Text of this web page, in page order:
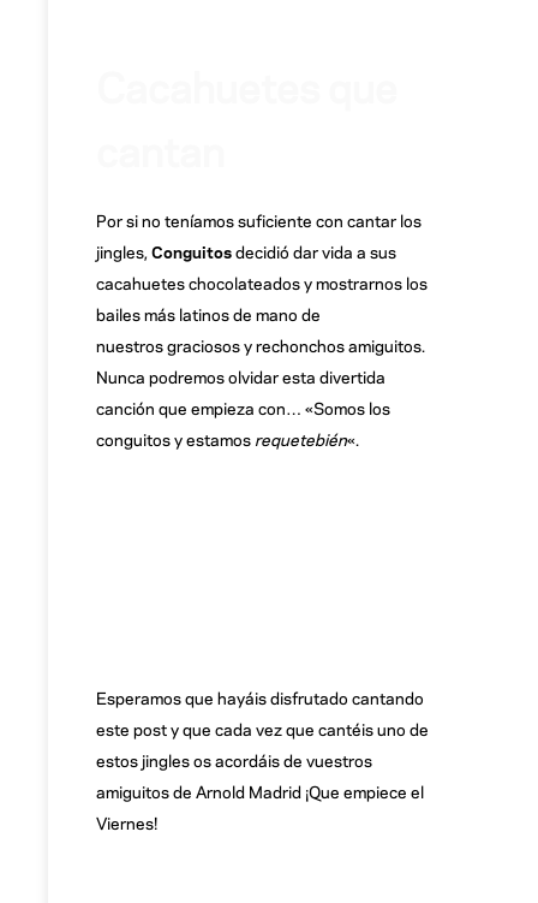
Por si no teníamos suficiente con cantar los
jingles,Conguitosdecidió dar vida a sus
cacahuetes chocolateados y mostrarnos los
bailes más latinos de mano de
nuestros graciosos y rechonchos amiguitos.
Nunca podremos olvidar esta divertida
canción que empieza con… «Somos los
conguitos y estamos requetebién«.
Esperamos que hayáis disfrutado cantando
este post y que cada vez que cantéis uno de
estos jingles os acordáis de vuestros
amiguitos de Arnold Madrid ¡Que empiece el
Viernes!